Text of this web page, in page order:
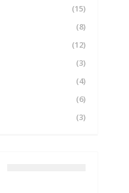
(15)
(8)
(12)
(3)
(4)
(6)
(3)